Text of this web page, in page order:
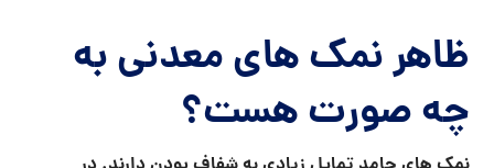
ظاهر نمک های معدنی به
چه صورت هست؟